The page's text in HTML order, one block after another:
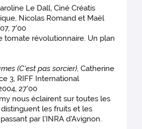
Le Dall, Ciné Créatis
Nicolas Romand et Maël
7'00
tomate révolutionnaire. Un plan
(C'est pas sorcier), Catherine
3, RIFF International
27'00
nous éclairent sur toutes les
les fruits et les
par l'INRA d'Avignon.